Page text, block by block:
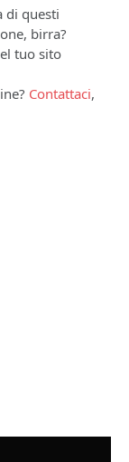
di questi
birra?
tuo sito
Contattaci,